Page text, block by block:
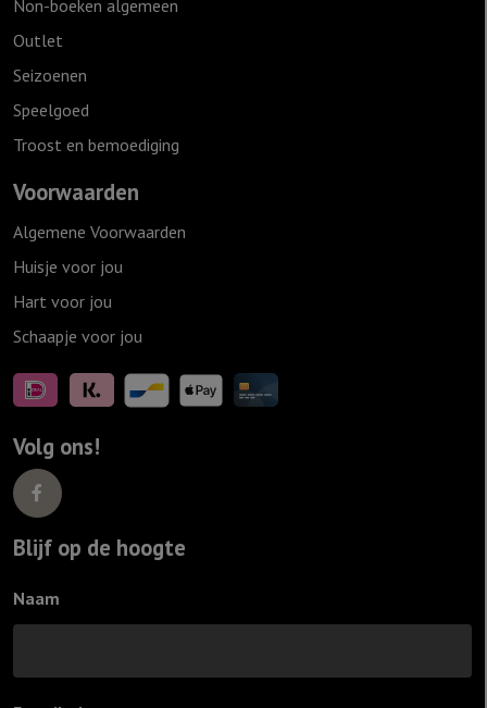
Non-boeken algemeen
Outlet
Seizoenen
Speelgoed
Troost en bemoediging
Voorwaarden
Algemene Voorwaarden
Huisje voor jou
Hart voor jou
Schaapje voor jou
Volg ons!
Blijf op de hoogte
Naam